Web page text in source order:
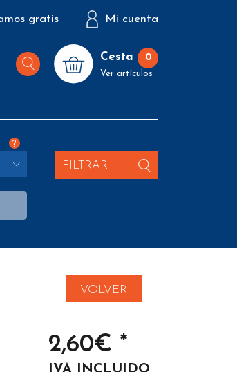
gratis Mi cuenta
Cesta 0
Ver artículos
?
FILTRAR
VOLVER
2,60€ *